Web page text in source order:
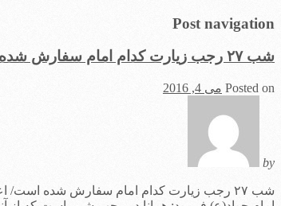
Post navigation
شب ۲۷ رجب زیارت کدام امام سفارش شده است/ اعمال مستحب مبعث
Posted on می 4, 2016
by
شب ۲۷ رجب زیارت کدام امام سفارش شده است/ اعمال مستحب مبعث